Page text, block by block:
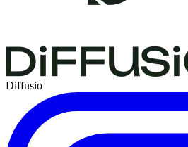
Diffusio